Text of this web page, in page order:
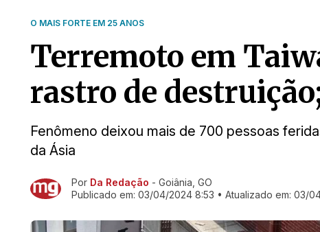
O MAIS FORTE EM 25 ANOS
Terremoto em
rastro de
Fenômeno deixou mais de 700 pessoas
da Ásia
Ir direto pra matéria
Por Da Redação - Goiânia, GO
Publicado em: 03/04/2024 8:53 • Atualizado em: 03/